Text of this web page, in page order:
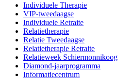
Individuele Therapie
VIP-tweedaagse
Individuele Retraite
Relatietherapie
Relatie Tweedaagse
Relatietherapie Retraite
Relatieweek Schiermonnikoog
Diamond-jaarprogramma
Informatiecentrum